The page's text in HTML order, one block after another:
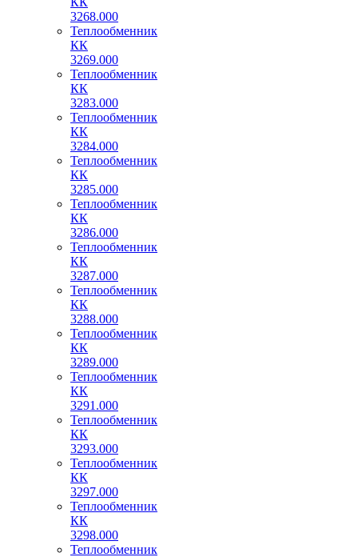
3268.000
Теплообменник
КК
3269.000
Теплообменник
КК
3283.000
Теплообменник
КК
3284.000
Теплообменник
КК
3285.000
Теплообменник
КК
3286.000
Теплообменник
КК
3287.000
Теплообменник
КК
3288.000
Теплообменник
КК
3289.000
Теплообменник
КК
3291.000
Теплообменник
КК
3293.000
Теплообменник
КК
3297.000
Теплообменник
КК
3298.000
Теплообменник